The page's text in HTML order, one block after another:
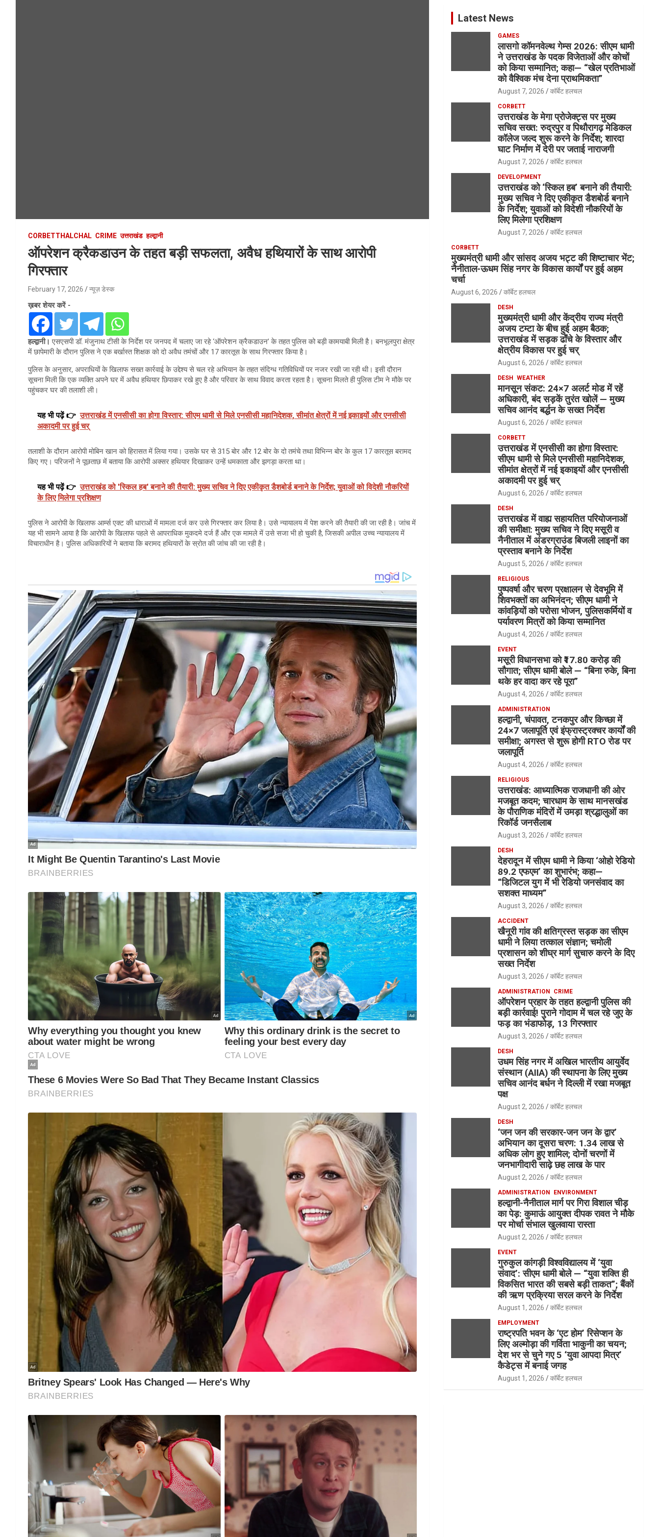
CORBETTHALCHAL CRIME उत्तराखंड हल्द्वानी
ऑपरेशन क्रैकडाउन के तहत बड़ी सफलता, अवैध हथियारों के साथ आरोपी
गिरफ्तार
February 17, 2026 न्यूज़ डेस्क
ख़बर शेयर करें -
हल्द्वानी। एसएसपी डॉ. मंजुनाथ टीसी के निर्देश पर जनपद में चलाए जा रहे ‘ऑपरेशन क्रैकडाउन’ के तहत पुलिस को बड़ी कामयाबी मिली है। बनभूलपुरा क्षेत्र
में छापेमारी के दौरान पुलिस ने एक बर्खास्त शिक्षक को दो अवैध तमंचों और 17 कारतूस के साथ गिरफ्तार किया है।
पुलिस के अनुसार, अपराधियों के खिलाफ सख्त कार्रवाई के उद्देश्य से चल रहे अभियान के तहत संदिग्ध गतिविधियों पर नजर रखी जा रही थी। इसी दौरान
सूचना मिली कि एक व्यक्ति अपने घर में अवैध हथियार छिपाकर रखे हुए है और परिवार के साथ विवाद करता रहता है। सूचना मिलते ही पुलिस टीम ने मौके पर
पहुंचकर घर की तलाशी ली।
यह भी पढ़ें 👉 उत्तराखंड में एनसीसी का होगा विस्तार: सीएम धामी से मिले एनसीसी महानिदेशक, सीमांत क्षेत्रों में नई इकाइयों और एनसीसी
अकादमी पर हुई चर्
तलाशी के दौरान आरोपी मोबिन खान को हिरासत में लिया गया। उसके घर से 315 बोर और 12 बोर के दो तमंचे तथा विभिन्न बोर के कुल 17 कारतूस बरामद
किए गए। परिजनों ने पूछताछ में बताया कि आरोपी अक्सर हथियार दिखाकर उन्हें धमकाता और झगड़ा करता था।
यह भी पढ़ें 👉 उत्तराखंड को 'स्किल हब' बनाने की तैयारी: मुख्य सचिव ने दिए एकीकृत डैशबोर्ड बनाने के निर्देश; युवाओं को विदेशी नौकरियों
के लिए मिलेगा प्रशिक्षण
पुलिस ने आरोपी के खिलाफ आर्म्स एक्ट की धाराओं में मामला दर्ज कर उसे गिरफ्तार कर लिया है। उसे न्यायालय में पेश करने की तैयारी की जा रही है। जांच में
यह भी सामने आया है कि आरोपी के खिलाफ पहले से आपराधिक मुकदमे दर्ज हैं और एक मामले में उसे सजा भी हो चुकी है, जिसकी अपील उच्च न्यायालय में
विचाराधीन है। पुलिस अधिकारियों ने बताया कि बरामद हथियारों के स्रोत की जांच की जा रही है।
Latest News
GAMES
लासगो कॉमनवेल्थ गेम्स 2026: सीएम धामी
ने उत्तराखंड के पदक विजेताओं और कोचों
को किया सम्मानित; कहा— “खेल प्रतिभाओं
को वैश्विक मंच देना प्राथमिकता”
August 7, 2026 कॉर्बेट हलचल
CORBETT
उत्तराखंड के मेगा प्रोजेक्ट्स पर मुख्य
सचिव सख्त: रुद्रपुर व पिथौरागढ़ मेडिकल
कॉलेज जल्द शुरू करने के निर्देश; शारदा
घाट निर्माण में देरी पर जताई नाराजगी
August 7, 2026 कॉर्बेट हलचल
DEVELOPMENT
उत्तराखंड को ‘स्किल हब’ बनाने की तैयारी:
मुख्य सचिव ने दिए एकीकृत डैशबोर्ड बनाने
के निर्देश; युवाओं को विदेशी नौकरियों के
लिए मिलेगा प्रशिक्षण
August 7, 2026 कॉर्बेट हलचल
CORBETT
मुख्यमंत्री धामी और सांसद अजय भट्ट की शिष्टाचार भेंट;
नैनीताल-ऊधम सिंह नगर के विकास कार्यों पर हुई अहम
चर्चा
August 6, 2026 कॉर्बेट हलचल
DESH
मुख्यमंत्री धामी और केंद्रीय राज्य मंत्री
अजय टम्टा के बीच हुई अहम बैठक;
उत्तराखंड में सड़क ढाँचे के विस्तार और
क्षेत्रीय विकास पर हुई चर्
August 6, 2026 कॉर्बेट हलचल
DESH WEATHER
मानसून संकट: 24×7 अलर्ट मोड में रहें
अधिकारी, बंद सड़कें तुरंत खोलें — मुख्य
सचिव आनंद बर्द्धन के सख्त निर्देश
August 6, 2026 कॉर्बेट हलचल
CORBETT
उत्तराखंड में एनसीसी का होगा विस्तार:
सीएम धामी से मिले एनसीसी महानिदेशक,
सीमांत क्षेत्रों में नई इकाइयों और एनसीसी
अकादमी पर हुई चर्
August 6, 2026 कॉर्बेट हलचल
DESH
उत्तराखंड में वाह्य सहायतित परियोजनाओं
की समीक्षा: मुख्य सचिव ने दिए मसूरी व
नैनीताल में अंडरग्राउंड बिजली लाइनों का
प्रस्ताव बनाने के निर्देश
August 5, 2026 कॉर्बेट हलचल
RELIGIOUS
पुष्पवर्षा और चरण प्रक्षालन से देवभूमि में
शिवभक्तों का अभिनंदन; सीएम धामी ने
कांवड़ियों को परोसा भोजन, पुलिसकर्मियों व
पर्यावरण मित्रों को किया सम्मानित
August 4, 2026 कॉर्बेट हलचल
EVENT
मसूरी विधानसभा को ₹17.80 करोड़ की
सौगात; सीएम धामी बोले — “बिना रुके, बिना
थके हर वादा कर रहे पूरा”
August 4, 2026 कॉर्बेट हलचल
ADMINISTRATION
हल्द्वानी, चंपावत, टनकपुर और किच्छा में
24×7 जलापूर्ति एवं इंफ्रास्ट्रक्चर कार्यों की
समीक्षा; अगस्त से शुरू होगी RTO रोड पर
जलापूर्ति
August 4, 2026 कॉर्बेट हलचल
RELIGIOUS
उत्तराखंड: आध्यात्मिक राजधानी की ओर
मजबूत कदम; चारधाम के साथ मानसखंड
के पौराणिक मंदिरों में उमड़ा श्रद्धालुओं का
रिकॉर्ड जनसैलाब
August 3, 2026 कॉर्बेट हलचल
DESH
देहरादून में सीएम धामी ने किया ‘ओहो रेडियो
89.2 एफएम’ का शुभारंभ; कहा—
“डिजिटल युग में भी रेडियो जनसंवाद का
सशक्त माध्यम”
August 3, 2026 कॉर्बेट हलचल
ACCIDENT
खैनूरी गांव की क्षतिग्रस्त सड़क का सीएम
धामी ने लिया तत्काल संज्ञान; चमोली
प्रशासन को शीघ्र मार्ग सुचारु करने के दिए
सख्त निर्देश
August 3, 2026 कॉर्बेट हलचल
ADMINISTRATION CRIME
ऑपरेशन प्रहार के तहत हल्द्वानी पुलिस की
बड़ी कार्रवाई! पुराने गोदाम में चल रहे जुए के
फड़ का भंडाफोड़, 13 गिरफ्तार
August 3, 2026 कॉर्बेट हलचल
DESH
उधम सिंह नगर में अखिल भारतीय आयुर्वेद
संस्थान (AIIA) की स्थापना के लिए मुख्य
सचिव आनंद बर्धन ने दिल्ली में रखा मजबूत
पक्ष
August 2, 2026 कॉर्बेट हलचल
DESH
‘जन जन की सरकार-जन जन के द्वार’
अभियान का दूसरा चरण: 1.34 लाख से
अधिक लोग हुए शामिल; दोनों चरणों में
जनभागीदारी साढ़े छह लाख के पार
August 2, 2026 कॉर्बेट हलचल
ADMINISTRATION ENVIRONMENT
हल्द्वानी-नैनीताल मार्ग पर गिरा विशाल चीड़
का पेड़: कुमाऊं आयुक्त दीपक रावत ने मौके
पर मोर्चा संभाल खुलवाया रास्ता
August 2, 2026 कॉर्बेट हलचल
EVENT
गुरुकुल कांगड़ी विश्वविद्यालय में ‘युवा
संवाद’: सीएम धामी बोले — “युवा शक्ति ही
विकसित भारत की सबसे बड़ी ताकत”; बैंकों
की ऋण प्रक्रिया सरल करने के निर्देश
August 1, 2026 कॉर्बेट हलचल
EMPLOYMENT
राष्ट्रपति भवन के ‘एट होम’ रिसेप्शन के
लिए अल्मोड़ा की गर्विता भाकुनी का चयन;
देश भर से चुने गए 5 ‘युवा आपदा मित्र’
कैडेट्स में बनाई जगह
August 1, 2026 कॉर्बेट हलचल